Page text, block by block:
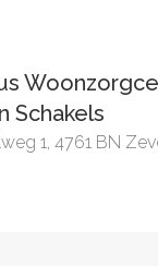
Schakels
1, 4761 BN